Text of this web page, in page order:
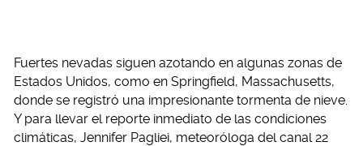
Fuertes nevadas siguen azotando en algunas zonas de
Estados Unidos, como en Springfield, Massachusetts,
donde se registró una impresionante tormenta de nieve.
Y para llevar el reporte inmediato de las condiciones
climáticas, Jennifer Pagliei, meteoróloga del canal 22